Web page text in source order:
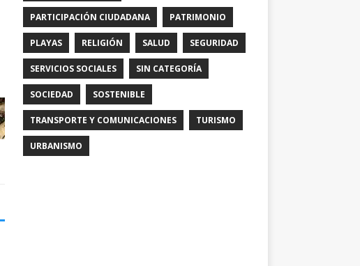
PARTICIPACIÓN CIUDADANA PATRIMONIO
PLAYAS RELIGIÓN SALUD SEGURIDAD
SERVICIOS SOCIALES SIN CATEGORÍA
SOCIEDAD SOSTENIBLE
TRANSPORTE Y COMUNICACIONES TURISMO
URBANISMO